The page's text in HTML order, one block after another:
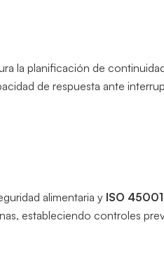
la planificación de
de respuesta ante
alimentaria y ISO 45001
estableciendo controles